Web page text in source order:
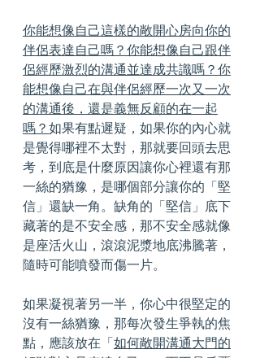
你能想像自己這樣的敞開心房向你的
伴侶表達自己嗎？你能想像自己跟伴
侶經歷激烈的溝通並達成共識嗎？你
能想像自己在與伴侶經歷一次又一次
的溝通後，還是義無反顧的在一起
嗎？ 如果有點遲疑，如果你的內心就
是覺得哪裡不太對，那就要回頭去思
考，到底是什麼原因讓你心裡還有那
一絲的猶豫，是哪個部分讓你的「堅
信」還缺一角。缺角的「堅信」底下
藏著的是不安全感，那不安全感就像
是座活火山，滾滾泥漿地底沸騰著，
隨時可能噴發而傷一片。
如果凝視著另一半，你心中很堅定的
沒有一絲猶豫，那每次發生爭執的焦
點，應該放在「如何敞開溝通大門的